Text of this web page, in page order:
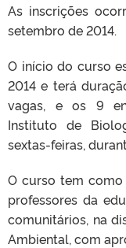
As inscrições
setembro de 2014.
O início do curso
2014 e terá
vagas, e os 9
Instituto de
sextas-feiras,
O curso tem
professores da
comunitários, na
Ambiental, com